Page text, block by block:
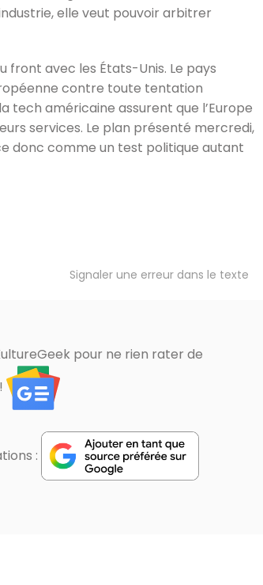
elle veut pouvoir arbitrer
front avec les États-Unis. Le pays
contre toute tentation
tech américaine assurent que l’Europe
services. Le plan présenté mercredi,
donc comme un test politique autant
Signaler une erreur dans le texte
pour ne rien rater de
: